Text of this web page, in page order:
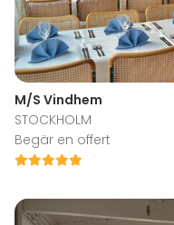
M/S Vindhem
STOCKHOLM
Begär en offert